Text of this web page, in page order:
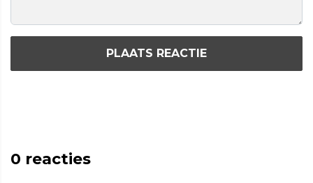
PLAATS REACTIE
0 reacties